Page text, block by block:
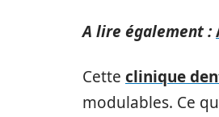
A lire également :
Cette clinique
modulables. Ce